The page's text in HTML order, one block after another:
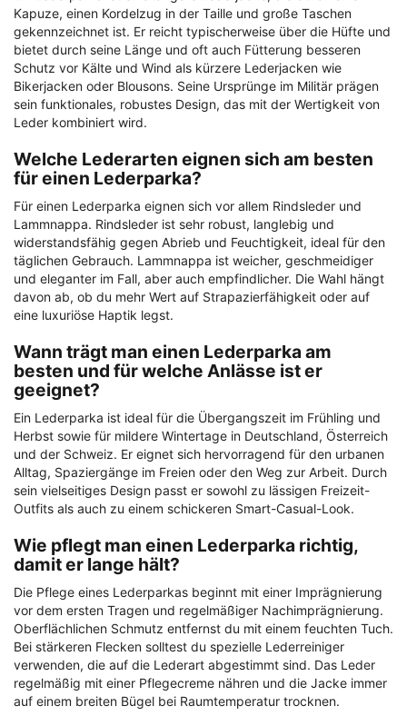
Kapuze, einen Kordelzug in der Taille und große Taschen
gekennzeichnet ist. Er reicht typischerweise über die Hüfte und
bietet durch seine Länge und oft auch Fütterung besseren
Schutz vor Kälte und Wind als kürzere Lederjacken wie
Bikerjacken oder Blousons. Seine Ursprünge im Militär prägen
sein funktionales, robustes Design, das mit der Wertigkeit von
Leder kombiniert wird.
Welche Lederarten eignen sich am besten
für einen Lederparka?
Für einen Lederparka eignen sich vor allem Rindsleder und
Lammnappa. Rindsleder ist sehr robust, langlebig und
widerstandsfähig gegen Abrieb und Feuchtigkeit, ideal für den
täglichen Gebrauch. Lammnappa ist weicher, geschmeidiger
und eleganter im Fall, aber auch empfindlicher. Die Wahl hängt
davon ab, ob du mehr Wert auf Strapazierfähigkeit oder auf
eine luxuriöse Haptik legst.
Wann trägt man einen Lederparka am
besten und für welche Anlässe ist er
geeignet?
Ein Lederparka ist ideal für die Übergangszeit im Frühling und
Herbst sowie für mildere Wintertage in Deutschland, Österreich
und der Schweiz. Er eignet sich hervorragend für den urbanen
Alltag, Spaziergänge im Freien oder den Weg zur Arbeit. Durch
sein vielseitiges Design passt er sowohl zu lässigen Freizeit-
Outfits als auch zu einem schickeren Smart-Casual-Look.
Wie pflegt man einen Lederparka richtig,
damit er lange hält?
Die Pflege eines Lederparkas beginnt mit einer Imprägnierung
vor dem ersten Tragen und regelmäßiger Nachimprägnierung.
Oberflächlichen Schmutz entfernst du mit einem feuchten Tuch.
Bei stärkeren Flecken solltest du spezielle Lederreiniger
verwenden, die auf die Lederart abgestimmt sind. Das Leder
regelmäßig mit einer Pflegecreme nähren und die Jacke immer
auf einem breiten Bügel bei Raumtemperatur trocknen.